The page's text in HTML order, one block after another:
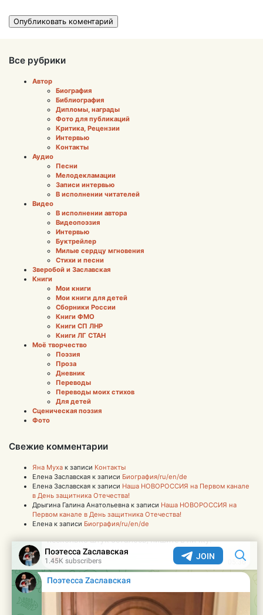
Все рубрики
Автор
Биография
Библиография
Дипломы, награды
Фото для публикаций
Критика, Рецензии
Интервью
Контакты
Аудио
Песни
Мелодекламации
Записи интервью
В исполнении читателей
Видео
В исполнении автора
Видеопоэзия
Интервью
Буктрейлер
Милые сердцу мгновения
Стихи и песни
Зверобой и Заславская
Книги
Мои книги
Мои книги для детей
Сборники России
Книги ФМО
Книги СП ЛНР
Книги ЛГ СТАН
Моё творчество
Поэзия
Проза
Дневник
Переводы
Переводы моих стихов
Для детей
Сценическая поэзия
Фото
Свежие комментарии
Яна Муха к записи Контакты
Елена Заславская к записи Биография/ru/en/de
Елена Заславская к записи Наша НОВОРОССИЯ на Первом канале
в День защитника Отечества!
Дрыгина Галина Анатольевна к записи Наша НОВОРОССИЯ на
Первом канале в День защитника Отечества!
Елена к записи Биография/ru/en/de